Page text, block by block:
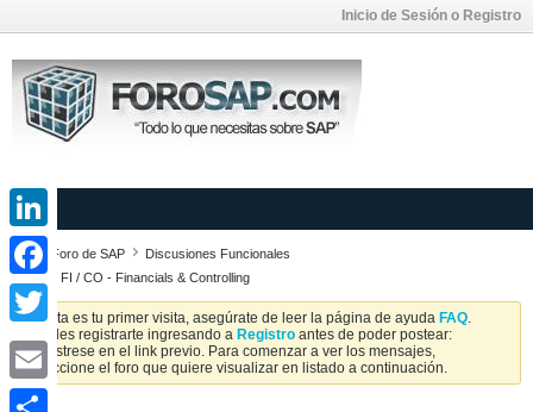
Inicio de Sesión o Registro
Foro de SAP
Discusiones Funcionales
SAP FI / CO - Financials & Controlling
Si esta es tu primer visita, asegúrate de leer la página de ayuda FAQ.
Puedes registrarte ingresando a Registro antes de poder postear:
Regístrese en el link previo. Para comenzar a ver los mensajes,
seleccione el foro que quiere visualizar en listado a continuación.
LinkedIn
Facebook
Twitter
Email